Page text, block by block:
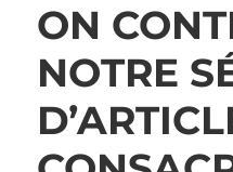
ON
NOTRE